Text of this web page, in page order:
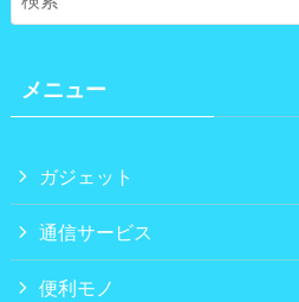
メニュー
ガジェット
通信サービス
便利モノ